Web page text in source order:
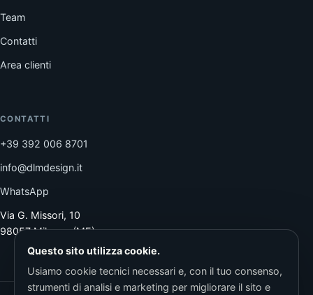
Team
Contatti
Area clienti
CONTATTI
+39 392 006 8701
info@dlmdesign.it
WhatsApp
Via G. Missori, 10
98057 Milazzo (ME)
Questo sito utilizza cookie.
Usiamo cookie tecnici necessari e, con il tuo consenso,
strumenti di analisi e marketing per migliorare il sito e